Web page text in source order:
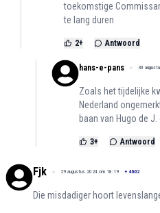
toekomstige
te lang duren
2+ Antwoord
hans-e-pans 30
Zoals het tijdelijke
Nederland
baan van Hugo de
3+ Antwoord
Fjk 29 augustus 2024 om 18:19 + 4602
Die misdadiger hoort